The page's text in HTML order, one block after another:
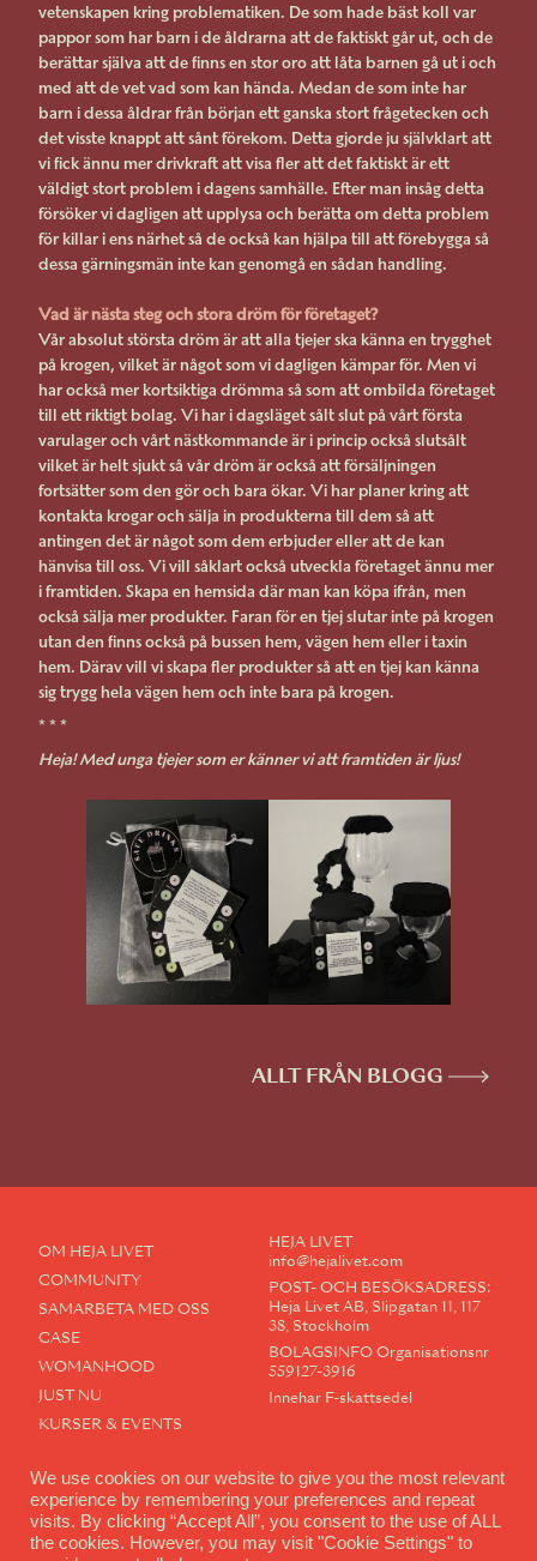
vetenskapen kring problematiken. De som hade bäst koll var
pappor som har barn i de åldrarna att de faktiskt går ut, och de
berättar själva att de finns en stor oro att låta barnen gå ut i och
med att de vet vad som kan hända. Medan de som inte har
barn i dessa åldrar från början ett ganska stort frågetecken och
det visste knappt att sånt förekom. Detta gjorde ju självklart att
vi fick ännu mer drivkraft att visa fler att det faktiskt är ett
väldigt stort problem i dagens samhälle. Efter man insåg detta
försöker vi dagligen att upplysa och berätta om detta problem
för killar i ens närhet så de också kan hjälpa till att förebygga så
dessa gärningsmän inte kan genomgå en sådan handling.
Vad är nästa steg och stora dröm för företaget?
Vår absolut största dröm är att alla tjejer ska känna en trygghet
på krogen, vilket är något som vi dagligen kämpar för. Men vi
har också mer kortsiktiga drömma så som att ombilda företaget
till ett riktigt bolag. Vi har i dagsläget sålt slut på vårt första
varulager och vårt nästkommande är i princip också slutsålt
vilket är helt sjukt så vår dröm är också att försäljningen
fortsätter som den gör och bara ökar. Vi har planer kring att
kontakta krogar och sälja in produkterna till dem så att
antingen det är något som dem erbjuder eller att de kan
hänvisa till oss. Vi vill såklart också utveckla företaget ännu mer
i framtiden. Skapa en hemsida där man kan köpa ifrån, men
också sälja mer produkter. Faran för en tjej slutar inte på krogen
utan den finns också på bussen hem, vägen hem eller i taxin
hem. Därav vill vi skapa fler produkter så att en tjej kan känna
sig trygg hela vägen hem och inte bara på krogen.
* * *
Heja! Med unga tjejer som er känner vi att framtiden är ljus!
ALLT FRÅN BLOGG
OM HEJA LIVET
COMMUNITY
SAMARBETA MED OSS
CASE
WOMANHOOD
JUST NU
KURSER & EVENTS
KONTAKT
HEJA LIVET
info@hejalivet.com
POST- OCH BESÖKSADRESS:
Heja Livet AB, Slipgatan 11, 117
38, Stockholm
BOLAGSINFO Organisationsnr
559127-3916
Innehar F-skattsedel
COMMUNITY
We use cookies on our website to give you the most relevant
experience by remembering your preferences and repeat
visits. By clicking “Accept All”, you consent to the use of ALL
the cookies. However, you may visit "Cookie Settings" to